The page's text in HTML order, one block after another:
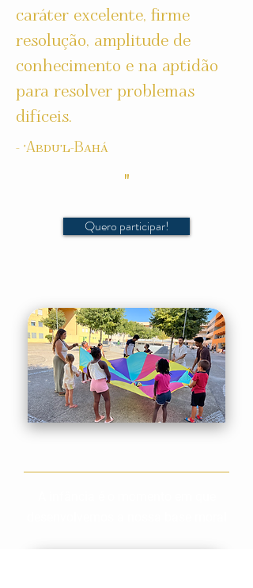
caráter excelente, firme
resolução, amplitude de
conhecimento e na aptidão
para resolver problemas
difíceis.
- 'Abdu'l-Bahá
"
Quero participar!